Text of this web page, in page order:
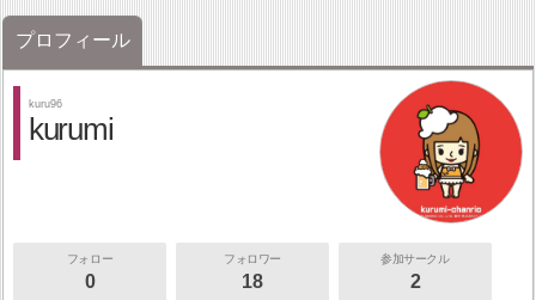
プロフィール
kuru96
kurumi
フォロー
0
フォロワー
18
参加サークル
2